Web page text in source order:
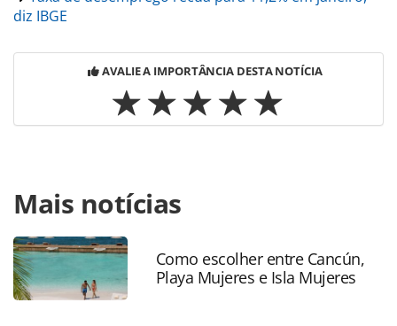
diz IBGE
AVALIE A IMPORTÂNCIA DESTA NOTÍCIA
https://www.panrotas.com.br/mercado/economia-e-
politica/2022/06/economia-brasileira-cresce-1-no-1o-
trimestre-diz-ibge_189782.html ou as ferramentas
oferecidas na página. Todo o conteúdo produzido pela
PANROTAS Editora é protegido pela legislação brasileira
sobre direito autoral. Não reproduza o conteúdo sem
Mais notícias
Como escolher entre Cancún,
Playa Mujeres e Isla Mujeres